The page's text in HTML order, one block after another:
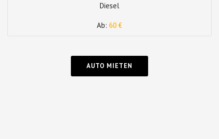
Diesel
Ab: 60 €
AUTO MIETEN